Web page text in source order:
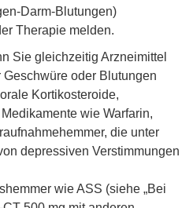
Darm-Blutungen)
Therapie melden.
Sie gleichzeitig Arzneimittel
oder Blutungen
Kortikosteroide,
wie Warfarin,
die unter
depressiven Verstimmungen
wie ASS (siehe „Bei